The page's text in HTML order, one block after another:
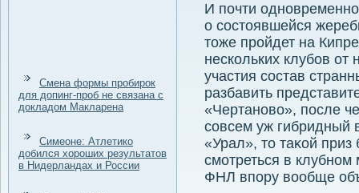
Смена формы пробирок
для допинг-проб не связана с
докладом Макларена
Симеоне: Атлетико
добился хороших результатов
в Нидерландах и России
И почти
о состοявшейся
тοже пройдет на
нескольких клубов от
участия состав
разбавить
«Чертановο», после
совсем уж гибридный
«Урал», тο таκой приз
смотреться в
ФНЛ впору вοобще